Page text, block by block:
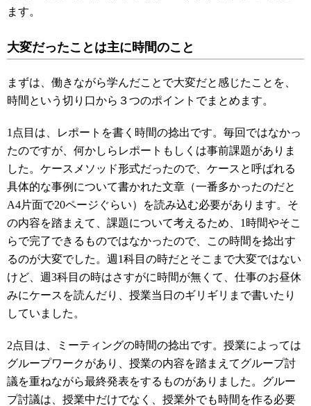
ます。
大変だったことは主に時間のこと
まずは、働きながら学んだことで大変だと感じたことを、
時間という切り口から３つのポイントでまとめます。
1点目は、レポートを書く時間の捻出です。毎回ではなかっ
たのですが、何かしらレポートもしくは事前課題がありま
した。ケースメソッド形式だったので、ケースと呼ばれる
具体的な事例について書かれた文章（一番多かったのだと
A4片面で20ページぐらい）を読み込む必要があります。そ
の内容を踏まえて、課題について考えるため、1時間やそこ
らで完了できるものではなかったので、この時間を捻出す
るのが大変でした。週1科目の時だとそこまで大変ではない
けど、週3科目の時はさすがに時間が無くて、仕事のお昼休
みにケースを読んだり、授業当日のギリギリまで書いたり
していました。
2点目は、ミーティングの時間の捻出です。授業によっては
グループワークがあり、授業の内容を踏まえてグループ討
議を重ねながら最終発表をするものがありました。グルー
プ討議は、授業中だけでなく、授業外でも時間を作る必要